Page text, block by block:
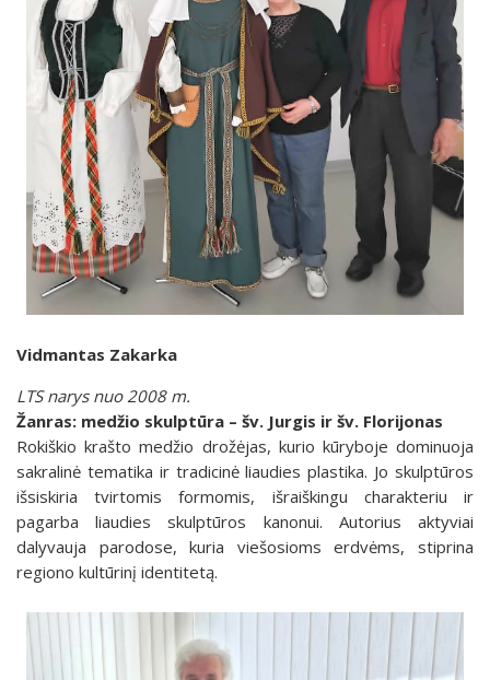
Vidmantas Zakarka
LTS narys nuo 2008 m.
Žanras: medžio skulptūra – šv. Jurgis ir šv. Florijonas
Rokiškio krašto medžio drožėjas, kurio kūryboje dominuoja
sakralinė tematika ir tradicinė liaudies plastika. Jo skulptūros
išsiskiria tvirtomis formomis, išraiškingu charakteriu ir
pagarba liaudies skulptūros kanonui. Autorius aktyviai
dalyvauja parodose, kuria viešosioms erdvėms, stiprina
regiono kultūrinį identitetą.